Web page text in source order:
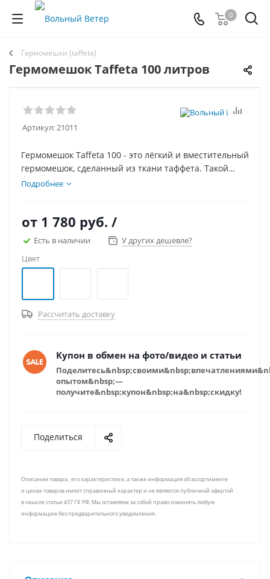
0
Гермомешки (taffeta)
Гермомешок Taffeta 100 литров
Артикул:21011
Гермомешок Taffeta 100 - это лёгкий и вместительный
гермомешок, сделанный из ткани таффета. Такой
сверхлёгкий гермомешок особенно актуален для
Подробнее
от 1 780 руб. /
Есть в наличии
У других дешевле?
Цвет
Рассчитать доставку
Купон в обмен на фото/видео и статьи
опытом&nbsp;—
получите&nbsp;купон&nbsp;на&nbsp;скидку!
Поделиться
Описание товара , его характеристики, а также информация об ассортименте
и ценах товаров имеет справочный характер и не является публичной офертой
в смысле статьи 437 ГК РФ. Мы оставляем за собой право изменять любую
информацию без предварительного уведомления.